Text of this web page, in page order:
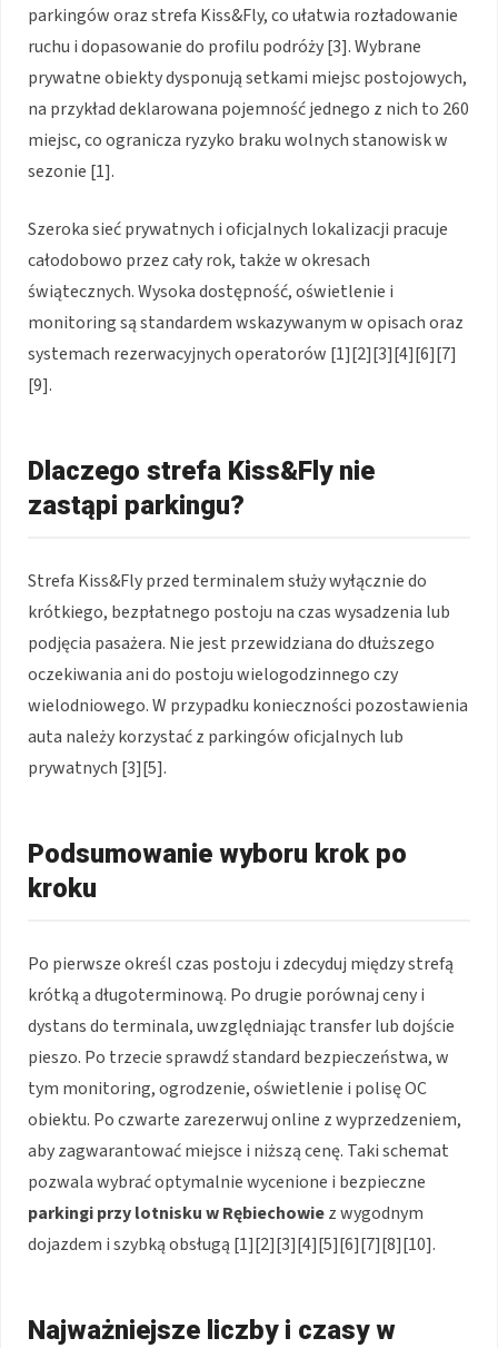
parkingów oraz strefa Kiss&Fly, co ułatwia rozładowanie
ruchu i dopasowanie do profilu podróży [3]. Wybrane
prywatne obiekty dysponują setkami miejsc postojowych,
na przykład deklarowana pojemność jednego z nich to 260
miejsc, co ogranicza ryzyko braku wolnych stanowisk w
sezonie [1].
Szeroka sieć prywatnych i oficjalnych lokalizacji pracuje
całodobowo przez cały rok, także w okresach
świątecznych. Wysoka dostępność, oświetlenie i
monitoring są standardem wskazywanym w opisach oraz
systemach rezerwacyjnych operatorów [1][2][3][4][6][7]
[9].
Dlaczego strefa Kiss&Fly nie
zastąpi parkingu?
Strefa Kiss&Fly przed terminalem służy wyłącznie do
krótkiego, bezpłatnego postoju na czas wysadzenia lub
podjęcia pasażera. Nie jest przewidziana do dłuższego
oczekiwania ani do postoju wielogodzinnego czy
wielodniowego. W przypadku konieczności pozostawienia
auta należy korzystać z parkingów oficjalnych lub
prywatnych [3][5].
Podsumowanie wyboru krok po
kroku
Po pierwsze określ czas postoju i zdecyduj między strefą
krótką a długoterminową. Po drugie porównaj ceny i
dystans do terminala, uwzględniając transfer lub dojście
pieszo. Po trzecie sprawdź standard bezpieczeństwa, w
tym monitoring, ogrodzenie, oświetlenie i polisę OC
obiektu. Po czwarte zarezerwuj online z wyprzedzeniem,
aby zagwarantować miejsce i niższą cenę. Taki schemat
pozwala wybrać optymalnie wycenione i bezpieczne
parkingi przy lotnisku w Rębiechowiez wygodnym
dojazdem i szybką obsługą [1][2][3][4][5][6][7][8][10].
Najważniejsze liczby i czasy w